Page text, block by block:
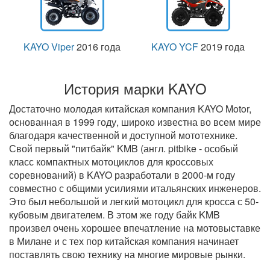
KAYO Viper2016 года KAYO YCF2019 года
История марки KAYO
Достаточно молодая китайская компания KAYO Motor,
основанная в 1999 году, широко известна во всем мире
благодаря качественной и доступной мототехнике.
Свой первый "питбайк" KMB (англ. pitbike - особый
класс компактных мотоциклов для кроссовых
соревнований) в KAYO разработали в 2000-м году
совместно с общими усилиями итальянских инженеров.
Это был небольшой и легкий мотоцикл для кросса с 50-
кубовым двигателем. В этом же году байк KMB
произвел очень хорошее впечатление на мотовыставке
в Милане и с тех пор китайская компания начинает
поставлять свою технику на многие мировые рынки.